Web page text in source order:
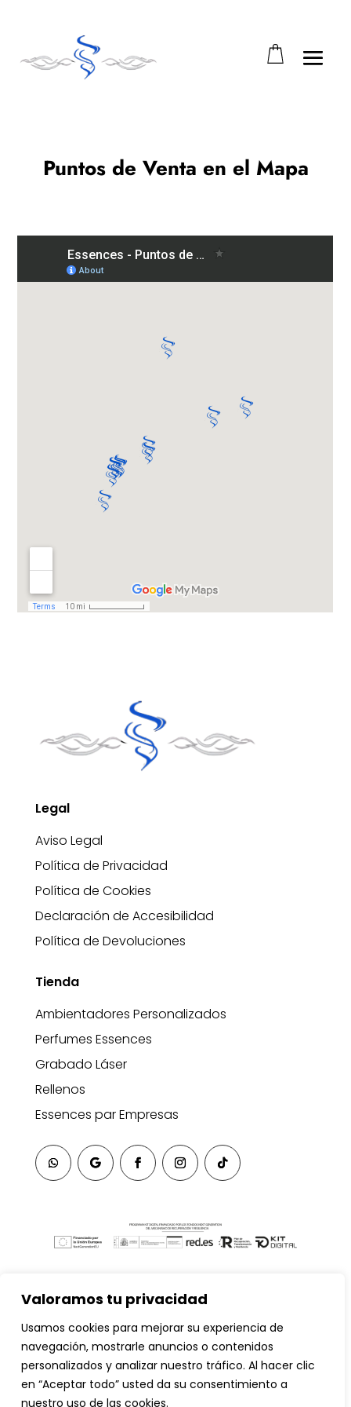
Abrir barra de herramientas
Valoramos tu privacidad
Usamos cookies para mejorar su experiencia de
navegación, mostrarle anuncios o contenidos
personalizados y analizar nuestro tráfico. Al hacer clic
en “Aceptar todo” usted da su consentimiento a
nuestro uso de las cookies.
Puntos de Venta en el Mapa
Legal
Aviso Legal
Política de Privacidad
Política de Cookies
Declaración de Accesibilidad
Política de Devoluciones
Tienda
Ambientadores Personalizados
Perfumes Essences
Grabado Láser
Rellenos
Essences par Empresas